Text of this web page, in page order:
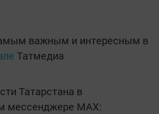
важным и интересным в
Татмедиа
Татарстана в
мессенджере MАХ: